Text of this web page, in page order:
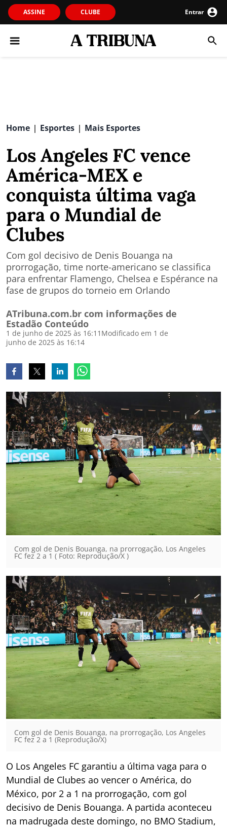
ASSINE CLUBE Entrar
Home | Esportes | Mais Esportes
Los Angeles FC vence
América-MEX e
conquista última vaga
para o Mundial de
Clubes
Com gol decisivo de Denis Bouanga na
prorrogação, time norte-americano se classifica
para enfrentar Flamengo, Chelsea e Espérance na
fase de grupos do torneio em Orlando
ATribuna.com.br com informações de
Estadão Conteúdo
1 de junho de 2025 às 16:11 Modificado em 1 de
junho de 2025 às 16:14
Com gol de Denis Bouanga, na prorrogação, Los Angeles
FC fez 2 a 1 ( Foto: Reprodução/X )
Com gol de Denis Bouanga, na prorrogação, Los Angeles
FC fez 2 a 1 (Reprodução/X)
O Los Angeles FC garantiu a última vaga para o
Mundial de Clubes ao vencer o América, do
México, por 2 a 1 na prorrogação, com gol
decisivo de Denis Bouanga. A partida aconteceu
na madrugada deste domingo, no BMO Stadium,